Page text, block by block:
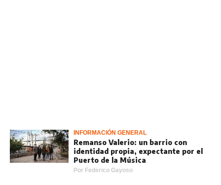
INFORMACIÓN GENERAL
Remanso Valerio: un barrio con
identidad propia, expectante por el
Puerto de la Música
Por Federico Gayoso